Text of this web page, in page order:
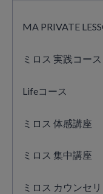
MA PRIVATE
ミロス 実践コース
Lifeコース
ミロス 体感講座
ミロス 集中講座
ミロス カウンセ